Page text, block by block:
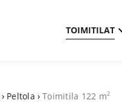
TOIMITILAT
› Peltola › Toimitila 122 m2